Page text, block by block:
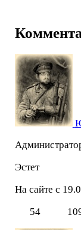
Эстет
На сайте с
54